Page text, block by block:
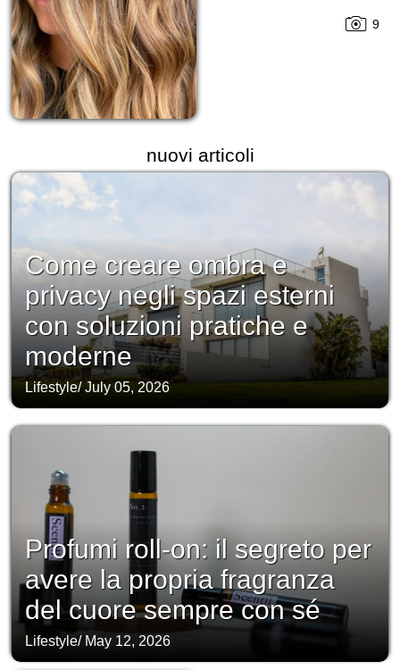
9
nuovi articoli
Come creare ombra e
privacy negli spazi esterni
con soluzioni pratiche e
moderne
Lifestyle/July 05, 2026
Profumi roll-on: il segreto per
avere la propria fragranza
del cuore sempre con sé
Lifestyle/ May 12, 2026